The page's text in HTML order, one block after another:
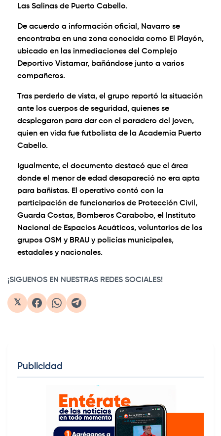
Las Salinas de Puerto Cabello.
De acuerdo a información oficial, Navarro se
encontraba en una zona conocida como El Playón,
ubicado en las inmediaciones del Complejo
Deportivo Vistamar, bañándose junto a varios
compañeros.
Tras perderlo de vista, el grupo reportó la situación
ante los cuerpos de seguridad, quienes se
desplegaron para dar con el paradero del joven,
quien en vida fue futbolista de la Academia Puerto
Cabello.
Igualmente, el documento destacó que el área
donde el menor de edad desapareció no era apta
para bañistas. El operativo contó con la
participación de funcionarios de Protección Civil,
Guarda Costas, Bomberos Carabobo, el Instituto
Nacional de Espacios Acuáticos, voluntarios de los
grupos OSM y BRAU y policías municipales,
estadales y nacionales.
¡SIGUENOS EN NUESTRAS REDES SOCIALES!
𝕏
Publicidad